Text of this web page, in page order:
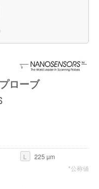
ローブ
L
225 µm
*公称値